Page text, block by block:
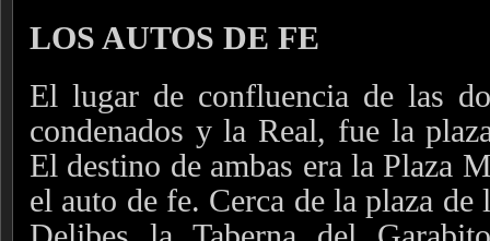
LOS AUTOS DE FE
El lugar de confluencia de las
condenados y la Real, fue la
El destino de ambas era la Plaza
el auto de fe. Cerca de la plaza de